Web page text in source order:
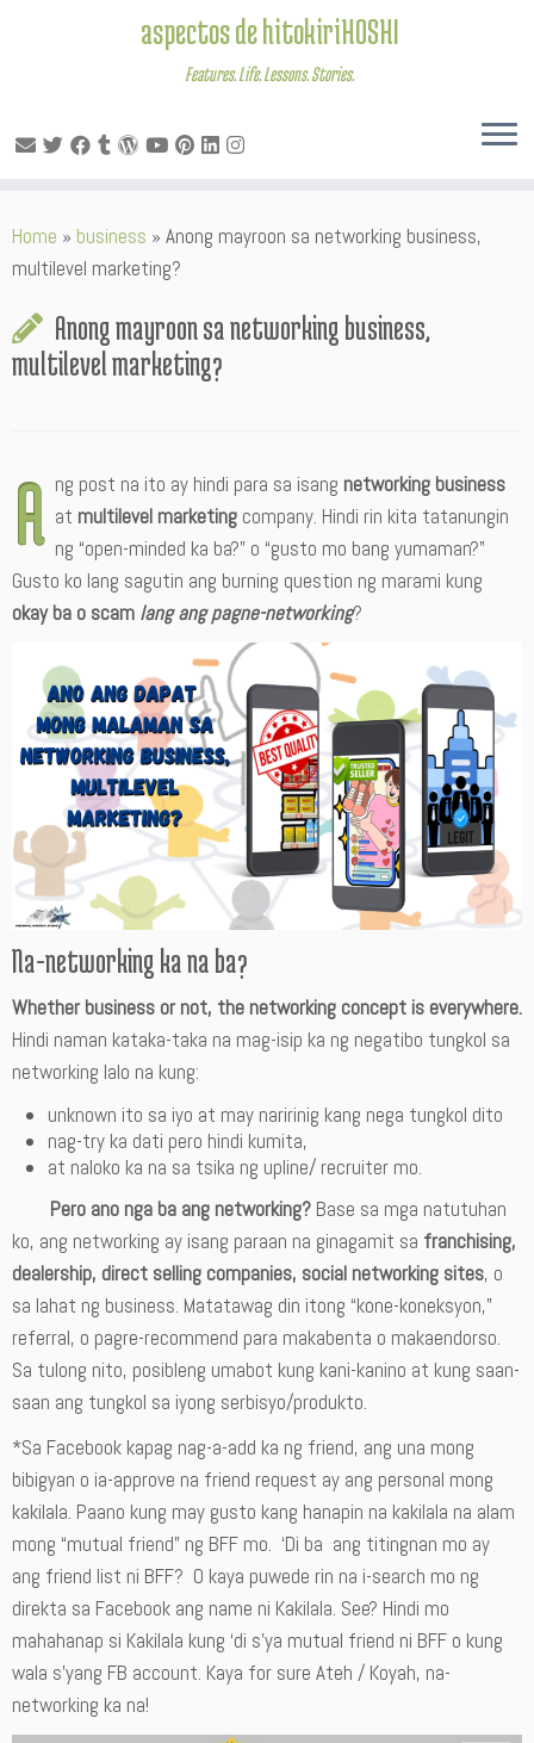
to
content
aspectos de hitokiriHOSHI
Features. Life. Lessons. Stories.
Home » business » Anong mayroon sa networking business,
multilevel marketing?
Anong mayroon sa networking business,
multilevel marketing?
A ng post na ito ay hindi para sa isang networking business
at multilevel marketing company. Hindi rin kita tatanungin
ng “open-minded ka ba?” o “gusto mo bang yumaman?”
Gusto ko lang sagutin ang burning question ng marami kung
okay ba o scam lang ang pagne-networking?
Na-networking ka na ba?
Whether business or not, the networking concept is everywhere.
Hindi naman kataka-taka na mag-isip ka ng negatibo tungkol sa
networking lalo na kung:
unknown ito sa iyo at may naririnig kang nega tungkol dito
nag-try ka dati pero hindi kumita,
at naloko ka na sa tsika ng upline/ recruiter mo.
Pero ano nga ba ang networking? Base sa mga natutuhan
ko, ang networking ay isang paraan na ginagamit sa franchising,
dealership, direct selling companies, social networking sites, o
sa lahat ng business. Matatawag din itong “kone-koneksyon,”
referral, o pagre-recommend para makabenta o makaendorso.
Sa tulong nito, posibleng umabot kung kani-kanino at kung saan-
saan ang tungkol sa iyong serbisyo/produkto.
*Sa Facebook kapag nag-a-add ka ng friend, ang una mong
bibigyan o ia-approve na friend request ay ang personal mong
kakilala. Paano kung may gusto kang hanapin na kakilala na alam
mong “mutual friend” ng BFF mo. ‘Di ba ang titingnan mo ay
ang friend list ni BFF? O kaya puwede rin na i-search mo ng
direkta sa Facebook ang name ni Kakilala. See? Hindi mo
mahahanap si Kakilala kung ‘di s’ya mutual friend ni BFF o kung
wala s’yang FB account. Kaya for sure Ateh / Koyah, na-
networking ka na!